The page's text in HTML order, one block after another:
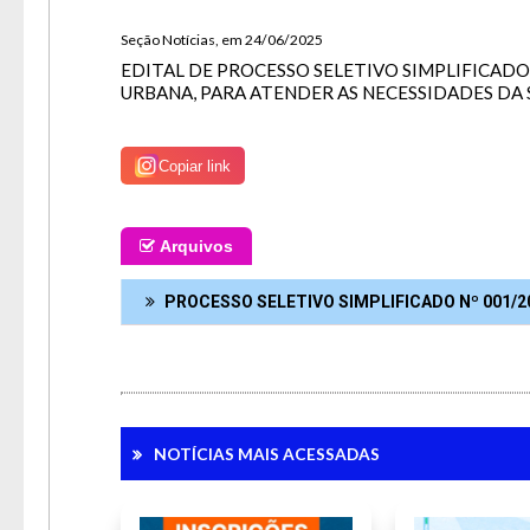
Seção Notícias, em 24/06/2025
EDITAL DE PROCESSO SELETIVO
URBANA, PARA ATENDER AS NECESSIDADES
Copiar link
Arquivos
PROCESSO SELETIVO SIMPLIFICADO Nº 001/
NOTÍCIAS MAIS ACESSADAS